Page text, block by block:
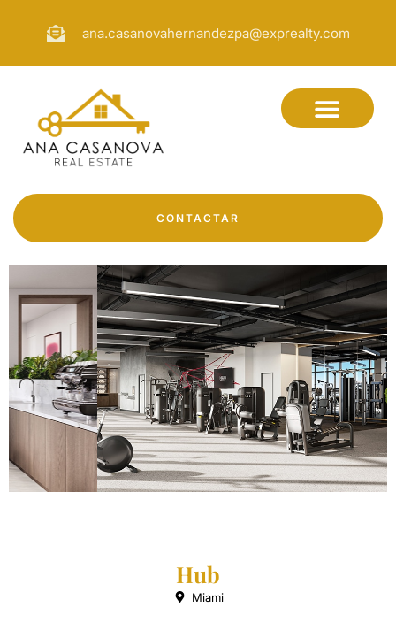
ana.casanovahernandezpa@exprealty.com
CONTACTAR
Hub
Miami